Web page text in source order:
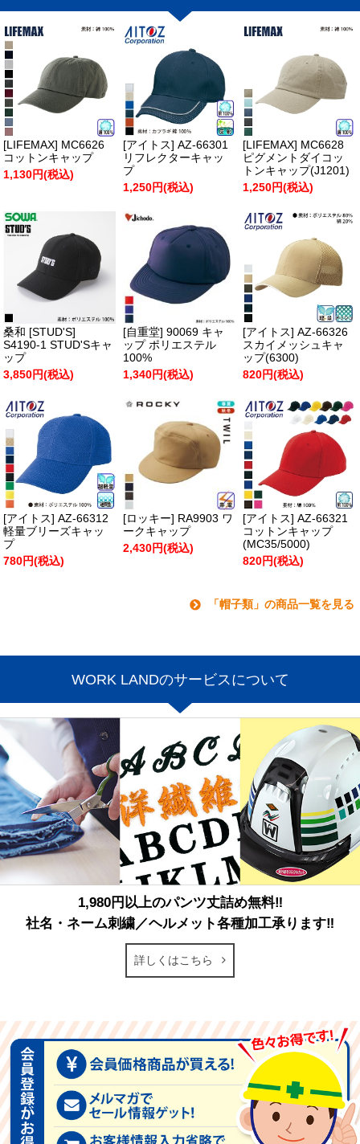
[LIFEMAX] MC6626
コットンキャップ
1,130円(税込)
[アイトス] AZ-66301
リフレクターキャッ
プ
1,250円(税込)
[LIFEMAX] MC6628
ピグメントダイコッ
トンキャップ(J1201)
1,250円(税込)
桑和 [STUD'S]
S4190-1 STUD'Sキャ
ップ
3,850円(税込)
[自重堂] 90069 キャ
ップ ポリエステル
100%
1,340円(税込)
[アイトス] AZ-66326
スカイメッシュキャ
ップ(6300)
820円(税込)
[アイトス] AZ-66312
軽量ブリーズキャッ
プ
780円(税込)
[ロッキー] RA9903 ワ
ークキャップ
2,430円(税込)
[アイトス] AZ-66321
コットンキャップ
(MC35/5000)
820円(税込)
「帽子類」の商品一覧を見る
WORK LANDのサービスについて
1,980円以上のパンツ丈詰め無料‼
社名・ネーム刺繍／ヘルメット各種加工承ります‼
詳しくはこちら